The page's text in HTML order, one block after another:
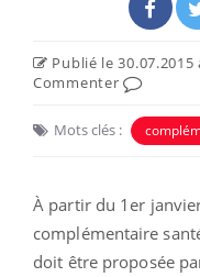
Publié le 30.07.2015
Commenter
Mots clés :
À partir du 1er
complémentaire
doit être proposée